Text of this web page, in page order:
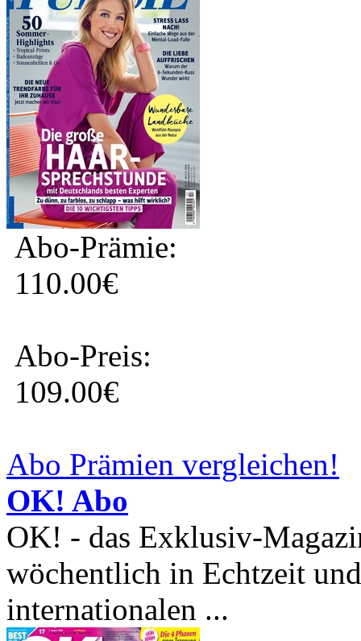
Abo-Prämie:
110.00€
Abo-Preis:
109.00€
Abo Prämien vergleichen!
OK! Abo
OK! - das Exklusiv-
wöchentlich in Echtzeit
internationalen ...